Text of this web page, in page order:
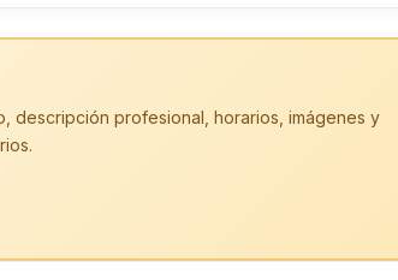
descripción profesional, horarios, imágenes y